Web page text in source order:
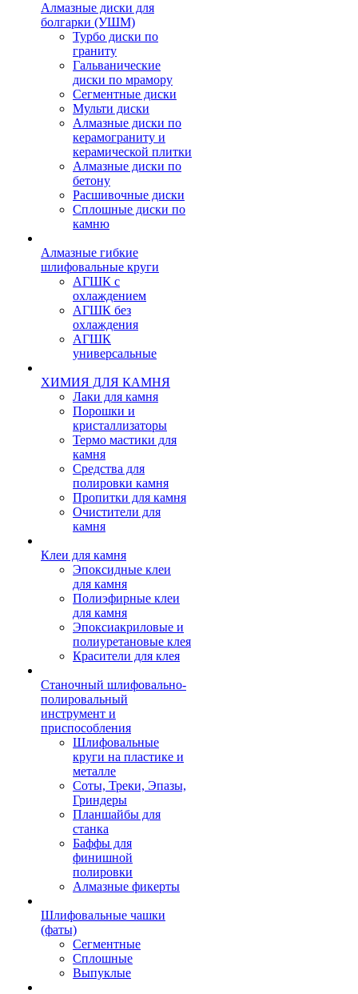
Алмазные диски для
болгарки (УШМ)
Турбо диски по
граниту
Гальванические
диски по мрамору
Сегментные диски
Мульти диски
Алмазные диски по
керамограниту и
керамической плитки
Алмазные диски по
бетону
Расшивочные диски
Сплошные диски по
камню
Алмазные гибкие
шлифовальные круги
АГШК с
охлаждением
АГШК без
охлаждения
АГШК
универсальные
ХИМИЯ ДЛЯ КАМНЯ
Лаки для камня
Порошки и
кристаллизаторы
Термо мастики для
камня
Средства для
полировки камня
Пропитки для камня
Очистители для
камня
Клеи для камня
Эпоксидные клеи
для камня
Полиэфирные клеи
для камня
Эпоксиакриловые и
полиуретановые клея
Красители для клея
Станочный шлифовально-
полировальный
инструмент и
приспособления
Шлифовальные
круги на пластике и
металле
Соты, Треки, Эпазы,
Гриндеры
Планшайбы для
станка
Баффы для
финишной
полировки
Алмазные фикерты
Шлифовальные чашки
(фаты)
Сегментные
Сплошные
Выпуклые